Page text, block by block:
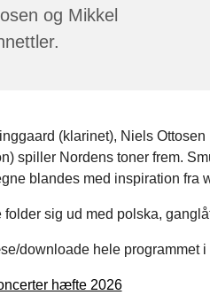
og Mikkel
(klarinet), Niels
spiller Nordens toner frem.
blandes med inspiration fra
folder sig ud med polska,
downloade hele programmet i
hæfte 2026